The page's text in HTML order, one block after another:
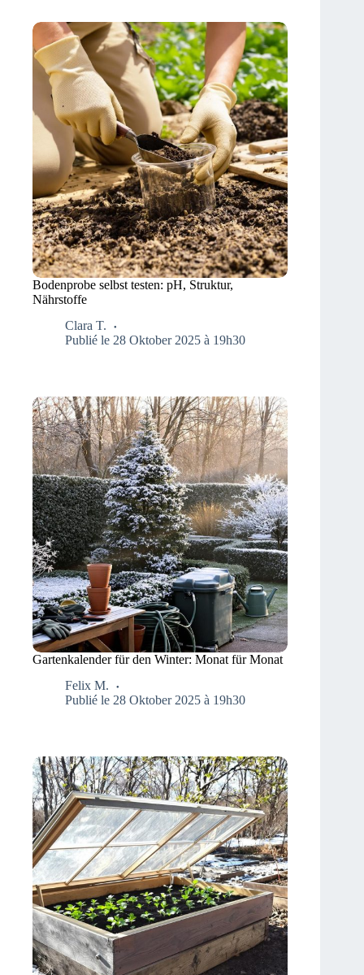
Bodenprobe selbst testen: pH, Struktur,
Nährstoffe
Clara T.
Publié le 28 Oktober 2025 à 19h30
Gartenkalender für den Winter: Monat für Monat
Felix M.
Publié le 28 Oktober 2025 à 19h30